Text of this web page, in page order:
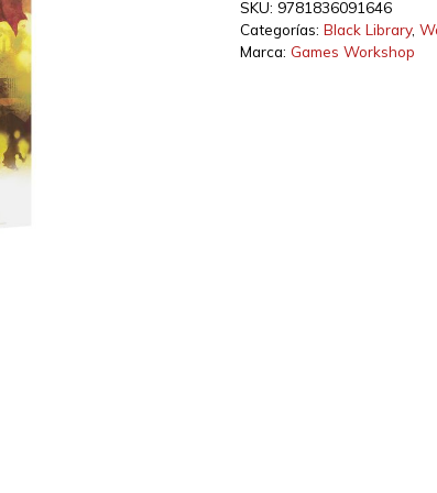
SKU: 9781836091646
Categorías: Black Library,
Marca: Games Workshop